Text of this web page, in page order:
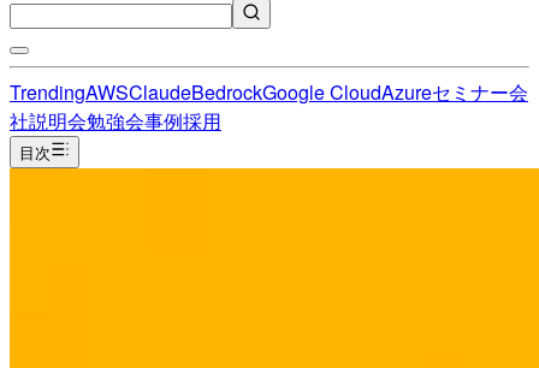
TrendingAWSClaudeBedrockGoogle CloudAzureセミナー会
社説明会勉強会事例採用
目次